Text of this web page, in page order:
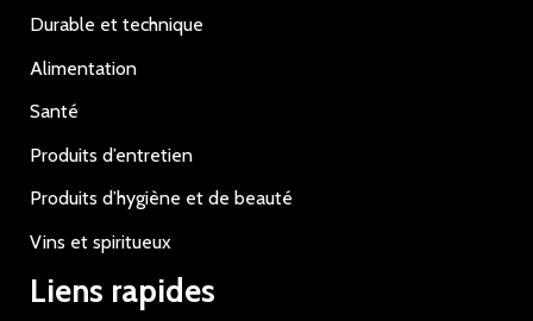
Durable et technique
Alimentation
Santé
Produits d’entretien
Produits d’hygiène et de beauté
Vins et spiritueux
Liens rapides